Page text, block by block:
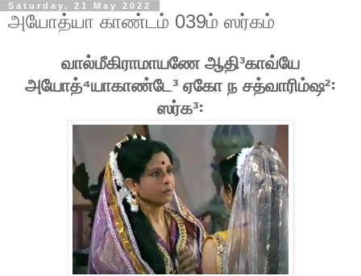
Saturday, 21 May 2022
அயோத்யா காண்டம் 039ம் ஸர்கம்
வால்மீகிராமாயணே ஆதி³காவ்யே
அயோத்⁴யாகாண்டே³ ஏகோ ந சத்வாரிம்ஷ²꞉
ஸர்க³꞉